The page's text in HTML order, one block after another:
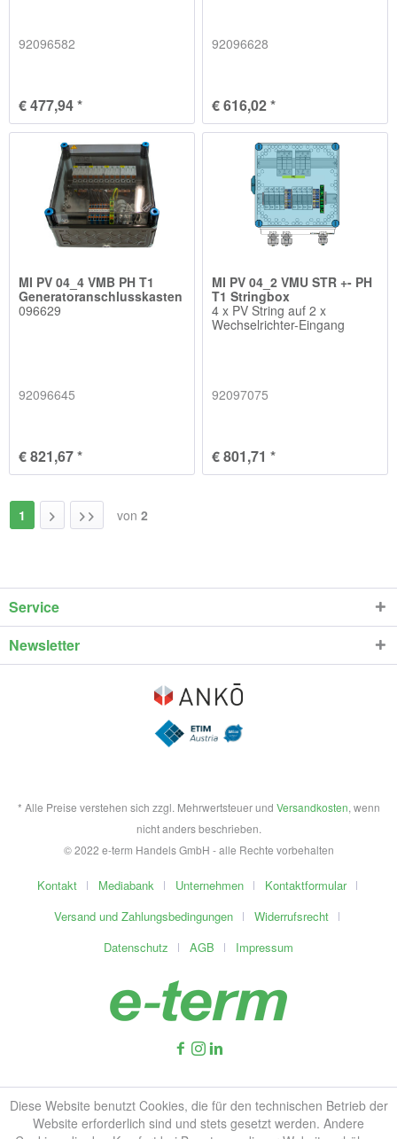
92096582
€ 477,94 *
92096628
€ 616,02 *
MI PV 04_4 VMB PH T1
Generatoranschlusskasten
096629
92096645
€ 821,67 *
MI PV 04_2 VMU STR +- PH
T1 Stringbox
4 x PV String auf 2 x
Wechselrichter-Eingang
92097075
€ 801,71 *
1 von 2
Service
Newsletter
* Alle Preise verstehen sich zzgl. Mehrwertsteuer und Versandkosten, wenn
nicht anders beschrieben.
© 2022 e-term Handels GmbH - alle Rechte vorbehalten
Kontakt Mediabank Unternehmen
Kontaktformular
Versand und Zahlungsbedingungen
Widerrufsrecht
Datenschutz
AGB Impressum
Diese Website benutzt Cookies, die für den technischen Betrieb der
Website erforderlich sind und stets gesetzt werden. Andere